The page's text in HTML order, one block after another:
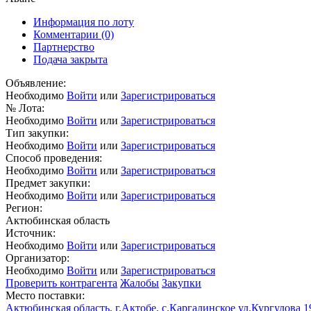
Информация по лоту
Комментарии (0)
Партнерство
Подача закрыта
Объявление:
Необходимо Войти или Зарегистрироваться
№ Лота:
Необходимо Войти или Зарегистрироваться
Тип закупки:
Необходимо Войти или Зарегистрироваться
Способ проведения:
Необходимо Войти или Зарегистрироваться
Предмет закупки:
Необходимо Войти или Зарегистрироваться
Регион:
Актюбинская область
Источник:
Необходимо Войти или Зарегистрироваться
Организатор:
Необходимо Войти или Зарегистрироваться
Проверить контрагента Жалобы Закупки
Место поставки:
Актюбинская область, г.Актобе, с.Каргалинское ул.Кургулова